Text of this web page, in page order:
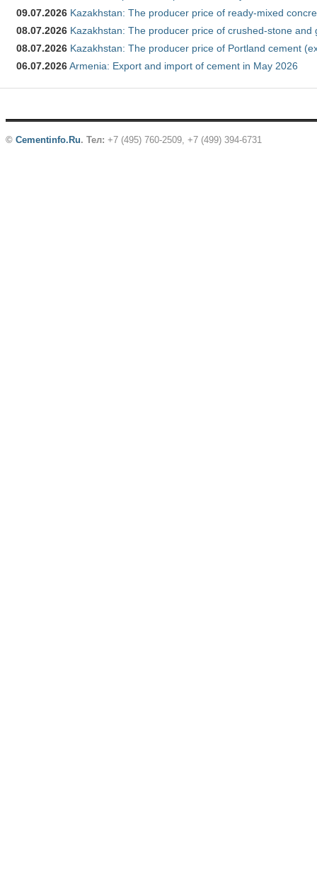
09.07.2026 Kazakhstan: The producer price of ready-mixed
08.07.2026 Kazakhstan: The producer price of crushed-stone and
08.07.2026 Kazakhstan: The producer price of Portland cement
06.07.2026Armenia: Export and import of cement in May 2026
© Cementinfo.Ru. Тел: +7 (495) 760-2509, +7 (499) 394-6731